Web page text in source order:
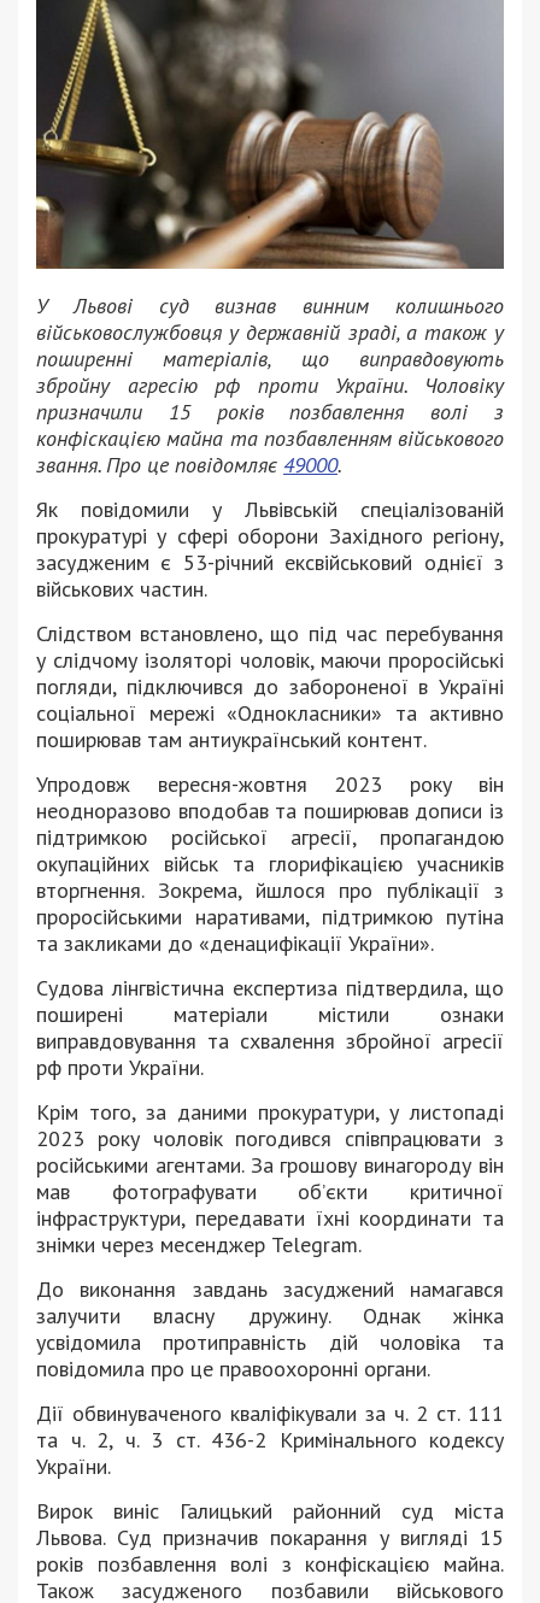
У Львові суд визнав винним колишнього
військовослужбовця у державній зраді, а також у
поширенні матеріалів, що виправдовують
збройну агресію рф проти України. Чоловіку
призначили 15 років позбавлення волі з
конфіскацією майна та позбавленням військового
звання. Про це повідомляє 49000.
Як повідомили у Львівській спеціалізованій
прокуратурі у сфері оборони Західного регіону,
засудженим є 53-річний ексвійськовий однієї з
військових частин.
Слідством встановлено, що під час перебування
у слідчому ізоляторі чоловік, маючи проросійські
погляди, підключився до забороненої в Україні
соціальної мережі «Однокласники» та активно
поширював там антиукраїнський контент.
Упродовж вересня-жовтня 2023 року він
неодноразово вподобав та поширював дописи із
підтримкою російської агресії, пропагандою
окупаційних військ та глорифікацією учасників
вторгнення. Зокрема, йшлося про публікації з
проросійськими наративами, підтримкою путіна
та закликами до «денацифікації України».
Судова лінгвістична експертиза підтвердила, що
поширені матеріали містили ознаки
виправдовування та схвалення збройної агресії
рф проти України.
Крім того, за даними прокуратури, у листопаді
2023 року чоловік погодився співпрацювати з
російськими агентами. За грошову винагороду він
мав фотографувати об’єкти критичної
інфраструктури, передавати їхні координати та
знімки через месенджер Telegram.
До виконання завдань засуджений намагався
залучити власну дружину. Однак жінка
усвідомила протиправність дій чоловіка та
повідомила про це правоохоронні органи.
Дії обвинуваченого кваліфікували за ч. 2 ст. 111
та ч. 2, ч. 3 ст. 436-2 Кримінального кодексу
України.
Вирок виніс Галицький районний суд міста
Львова. Суд призначив покарання у вигляді 15
років позбавлення волі з конфіскацією майна.
Також засудженого позбавили військового